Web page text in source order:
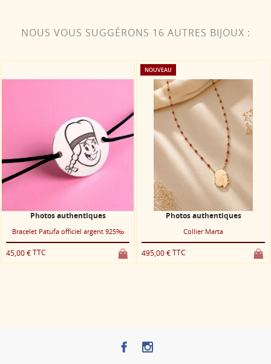
Un bijou qui mêle tradition et bonne humeur, parfait pour illuminer votre
NOUS VOUS SUGGÉRONS 16 AUTRES BIJOUX :
Photos authentiques
Bracelet Patufa officiel argent 925‰
45,00 €TTC
Photos authentiques
NOUVEAU
Collier Marta
495,00 €TTC